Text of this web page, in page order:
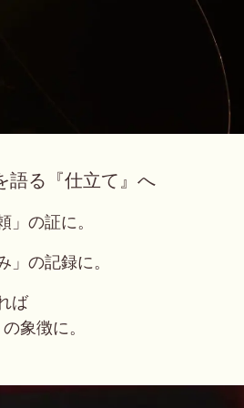
語る『仕立て』へ
」の証に。
」の記録に。
ば
象徴に。